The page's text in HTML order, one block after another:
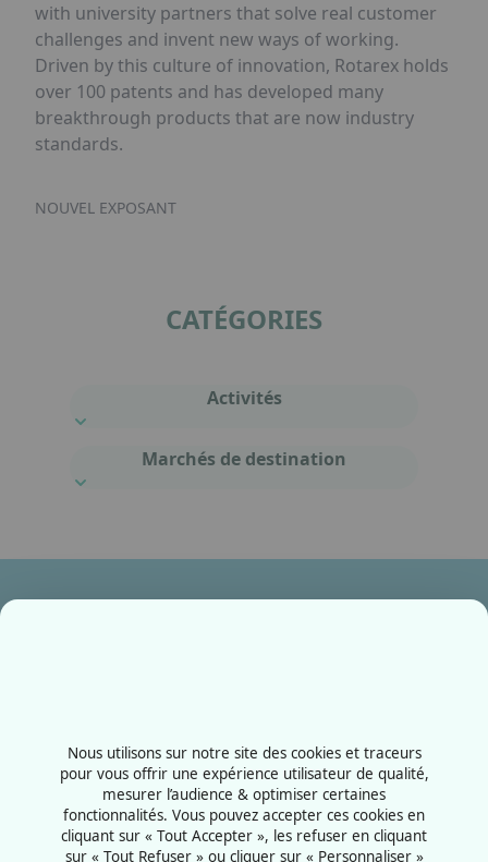
with university partners that solve real customer
challenges and invent new ways of working.
Driven by this culture of innovation, Rotarex holds
over 100 patents and has developed many
breakthrough products that are now industry
standards.
NOUVEL EXPOSANT
CATÉGORIES
Activités
Marchés de destination
Rue de la Grange aux bois
57070 - Metz
France
Nous utilisons sur notre site des cookies et traceurs
pour vous offrir une expérience utilisateur de qualité,
mesurer l’audience & optimiser certaines
fonctionnalités. Vous pouvez accepter ces cookies en
cliquant sur « Tout Accepter », les refuser en cliquant
sur « Tout Refuser » ou cliquer sur « Personnaliser »